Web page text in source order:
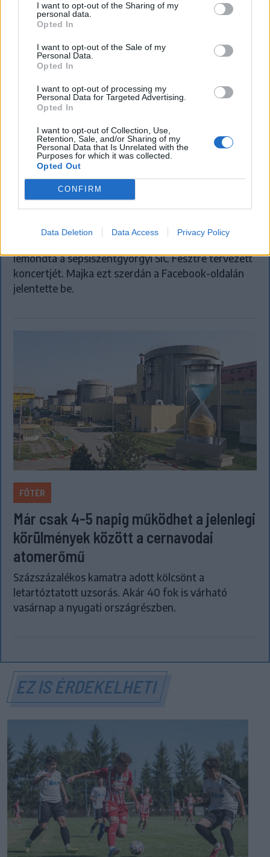
I want to opt-out of the Sharing of my
personal data.
Opted In
I want to opt-out of the Sale of my
Personal Data.
Opted In
I want to opt-out of processing my
Personal Data for Targeted Advertising.
Opted In
I want to opt-out of Collection, Use,
Retention, Sale, and/or Sharing of my
Personal Data that Is Unrelated with the
Purposes for which it was collected.
Opted Out
CONFIRM
Data Deletion Data Access Privacy Policy
KRÓNIKA
Majka életveszélyes fenyegetés miatt
lemondta a sepsiszentgyörgyi SIC Fesztre tervezett
koncertjét. Majka ezt szerdán a Facebook-oldalán
jelentette be.
FŐTÉR
Már csak 4-5 napig működhet a jelenlegi
körülmények között a cernavodai
atomerőmű
Százszázalékos kamatra adott kölcsönt a
letartóztatott uzsorás. Akár 40 fok is várható
vasárnap a nyugati országrészben.
EZ IS ÉRDEKELHETI